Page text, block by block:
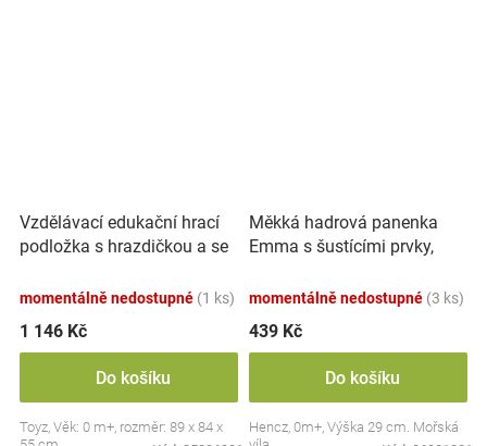
Vzdělávací edukační hrací
podložka s hrazdičkou a se
momentálně nedostupné (1 ks)
1 146 Kč
Do košíku
Toyz, Věk: 0 m+, rozměr: 89 x 84 x
Měkká hadrová panenka
Emma s šustícími prvky,
momentálně nedostupné (3 ks)
439 Kč
Do košíku
Hencz, 0m+, Výška 29 cm. Mořská